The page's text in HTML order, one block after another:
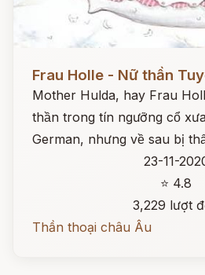
Frau Holle - Nữ thần
Mother Hulda, hay Frau
thần trong tín ngưỡng cổ
German, nhưng về sau bị
23-11-
⭐ 4.8
3,229 lượt
Thần thoại châu Âu